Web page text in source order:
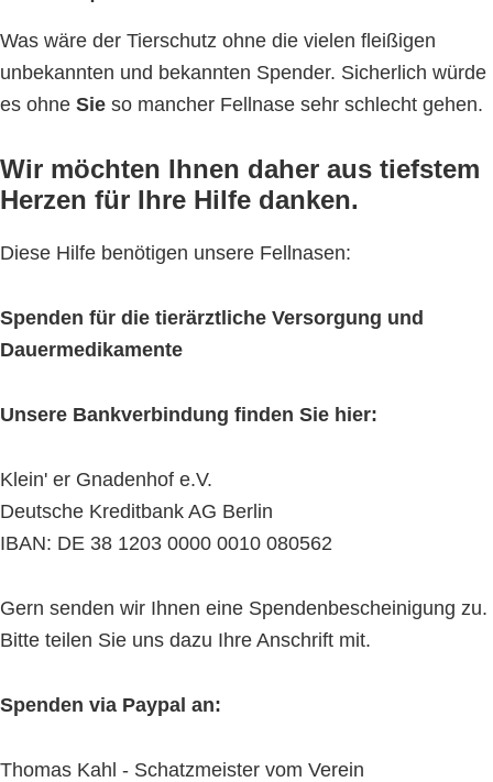
Was wäre der Tierschutz ohne die vielen fleißigen
unbekannten und bekannten Spender. Sicherlich würde
es ohne Sie so mancher Fellnase sehr schlecht gehen.
Wir möchten Ihnen daher aus tiefstem
Herzen für Ihre Hilfe danken.
Diese Hilfe benötigen unsere Fellnasen:
Spenden für die tierärztliche Versorgung und
Dauermedikamente
Unsere Bankverbindung finden Sie hier:
Klein' er Gnadenhof e.V.
Deutsche Kreditbank AG Berlin
IBAN: DE 38 1203 0000 0010 080562
Gern senden wir Ihnen eine Spendenbescheinigung zu.
Bitte teilen Sie uns dazu Ihre Anschrift mit.
Spenden via Paypal an:
Thomas Kahl - Schatzmeister vom Verein